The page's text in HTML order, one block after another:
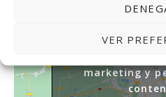
VER
marketing y